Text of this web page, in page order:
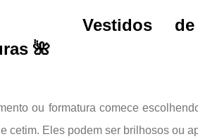
Vestidos
🌺
ou formatura comece
cetim. Eles podem ser brilhosos ou